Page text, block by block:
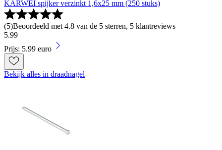
KARWEI spijker verzinkt 1,6x25 mm (250 stuks)
(5)Beoordeeld met 4.8 van de 5 sterren, 5 klantreviews
5.99
Prijs: 5.99 euro
Bekijk alles in draadnagel